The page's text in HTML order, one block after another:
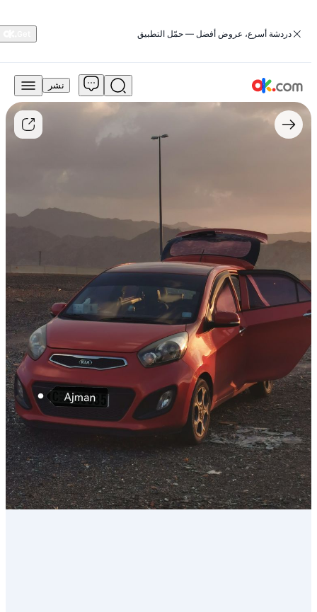
‏دردشة أسرع، عروض أفضل — حمّل التطبيق
9,900
درهم
للبيع
كيا
الأمامي
مستعمل
نشر